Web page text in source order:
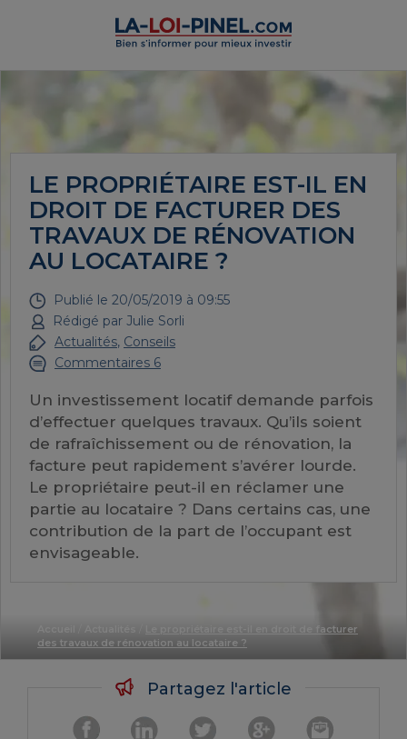
LE PROPRIÉTAIRE EST-IL EN
DROIT DE FACTURER DES
TRAVAUX DE RÉNOVATION
AU LOCATAIRE ?
Publié le 20/05/2019 à 09:55
Rédigé par Julie Sorli
Actualités, Conseils
Commentaires 6
Un investissement locatif demande parfois
d’effectuer quelques travaux. Qu’ils soient
de rafraîchissement ou de rénovation, la
facture peut rapidement s’avérer lourde.
Le propriétaire peut-il en réclamer une
partie au locataire ? Dans certains cas, une
contribution de la part de l’occupant est
envisageable.
Le propriétaire est-il en droit de facturer
des travaux de rénovation au locataire ?
Partagez l'article